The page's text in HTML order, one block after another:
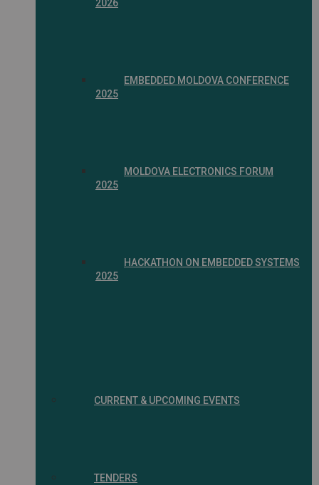
2026
EMBEDDED MOLDOVA CONFERENCE
2025
MOLDOVA ELECTRONICS FORUM
2025
HACKATHON ON EMBEDDED SYSTEMS
2025
CURRENT & UPCOMING EVENTS
TENDERS